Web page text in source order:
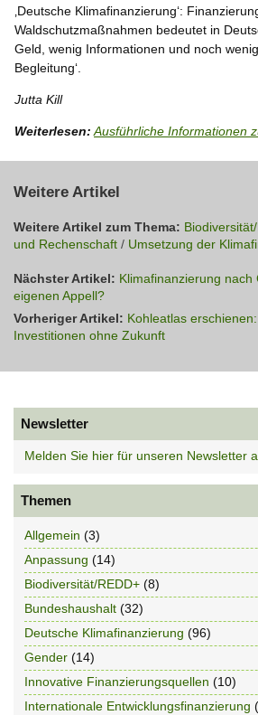
‚Deutsche Klimafinanzierung‘:
Waldschutzmaßnahmen bedeutet in
Geld, wenig Informationen und noch
Begleitung‘.
Jutta Kill
Weiterlesen: Ausführliche Informationen
Weitere Artikel
Weitere Artikel zum Thema:
und Rechenschaft / Umsetzung der
Nächster Artikel: Klimafinanzierung
eigenen Appell?
Vorheriger Artikel: Kohleatlas
Investitionen ohne Zukunft
Newsletter
Melden Sie hier für unseren Newsletter
Themen
Allgemein (3)
Anpassung (14)
Biodiversität/REDD+ (8)
Bundeshaushalt (32)
Deutsche Klimafinanzierung (96)
Gender (14)
Innovative Finanzierungsquellen (10)
Internationale Entwicklungsfinanzierung